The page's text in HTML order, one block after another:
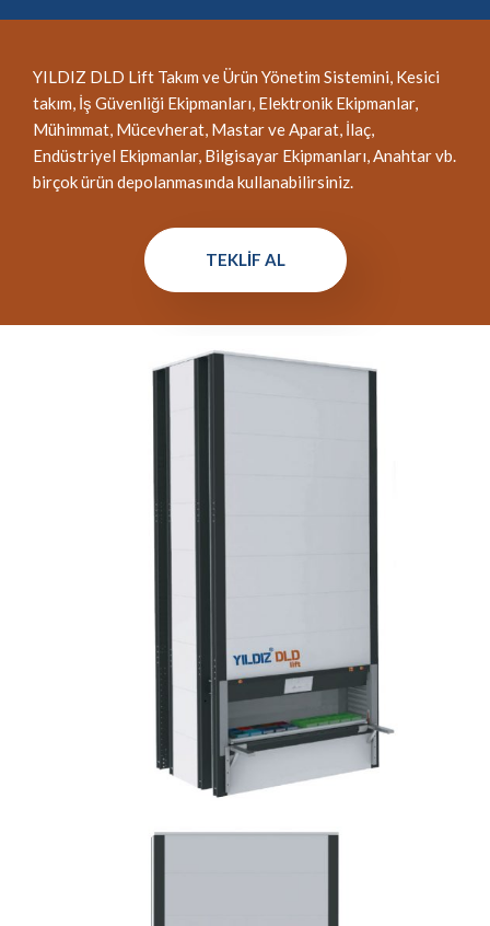
YILDIZ DLD Lift Takım ve Ürün Yönetim Sistemini, Kesici
takım, İş Güvenliği Ekipmanları, Elektronik Ekipmanlar,
Mühimmat, Mücevherat, Mastar ve Aparat, İlaç,
Endüstriyel Ekipmanlar, Bilgisayar Ekipmanları, Anahtar vb.
birçok ürün depolanmasında kullanabilirsiniz.
TEKLIF AL